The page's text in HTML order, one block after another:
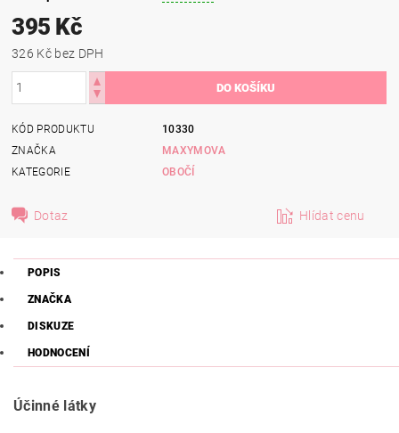
395 Kč
326 Kč bez DPH
KÓD PRODUKTU
10330
ZNAČKA
MAXYMOVA
KATEGORIE
OBOČÍ
Dotaz Hlídat cenu
POPIS
ZNAČKA
DISKUZE
HODNOCENÍ
Účinné látky